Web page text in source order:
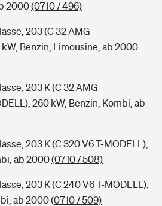
2000(0710 / 496)
203 (C 32 AMG
kW, Benzin, Limousine, ab 2000
203 K (C 32 AMG
260 kW, Benzin, Kombi, ab
203 K (C 320 V6 T-MODELL),
ab 2000(0710 / 508)
203 K (C 240 V6 T-MODELL),
ab 2000(0710 / 509)